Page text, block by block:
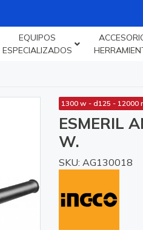
EQUIPOS
ESPECIALIZADOS
1300 w - d125 - 12000
ESMERIL
W.
SKU: AG130018